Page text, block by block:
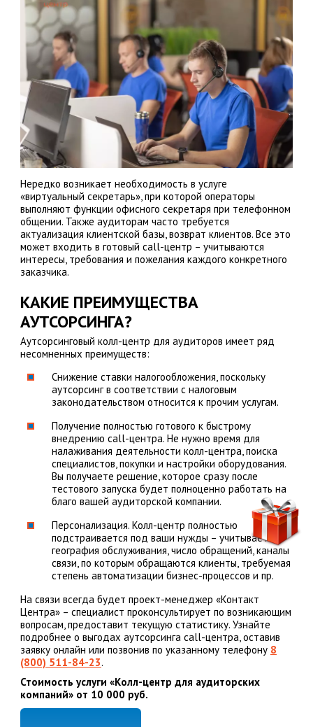
Нередко возникает необходимость в услуге
«виртуальный секретарь», при которой операторы
выполняют функции офисного секретаря при телефонном
общении. Также аудиторам часто требуется
актуализация клиентской базы, возврат клиентов. Все это
может входить в готовый call-центр – учитываются
интересы, требования и пожелания каждого конкретного
заказчика.
КАКИЕ ПРЕИМУЩЕСТВА
АУТСОРСИНГА?
Аутсорсинговый колл-центр для аудиторов имеет ряд
несомненных преимуществ:
Снижение ставки налогообложения, поскольку
аутсорсинг в соответствии с налоговым
законодательством относится к прочим услугам.
Получение полностью готового к быстрому
внедрению call-центра. Не нужно время для
налаживания деятельности колл-центра, поиска
специалистов, покупки и настройки оборудования.
Вы получаете решение, которое сразу после
тестового запуска будет полноценно работать на
благо вашей аудиторской компании.
Персонализация. Колл-центр полностью
подстраивается под ваши нужды – учитывается
география обслуживания, число обращений, каналы
связи, по которым обращаются клиенты, требуемая
степень автоматизации бизнес-процессов и пр.
На связи всегда будет проект-менеджер «Контакт
Центра» – специалист проконсультирует по возникающим
вопросам, предоставит текущую статистику. Узнайте
подробнее о выгодах аутсорсинга call-центра, оставив
заявку онлайн или позвонив по указанному телефону 8
(800) 511-84-23.
Стоимость услуги «Колл-центр для аудиторских
компаний» от 10 000 руб.